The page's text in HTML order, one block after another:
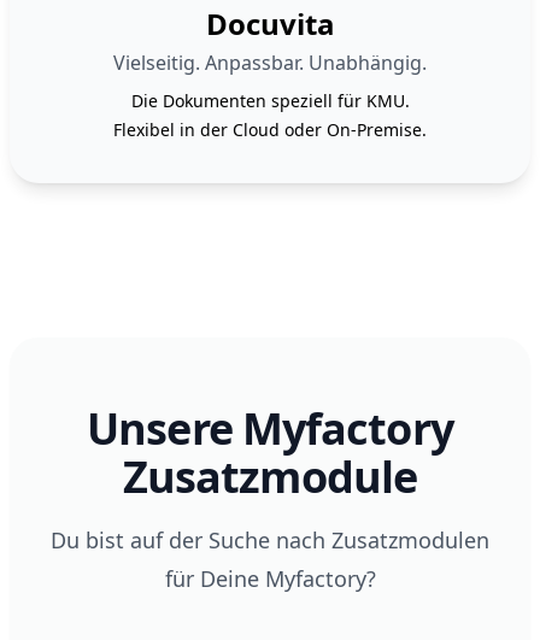
Docuvita
Vielseitig. Anpassbar. Unabhängig.
Die Dokumenten speziell für KMU.
Flexibel in der Cloud oder On-Premise.
Unsere Myfactory
Zusatzmodule
Du bist auf der Suche nach Zusatzmodulen
für Deine Myfactory?